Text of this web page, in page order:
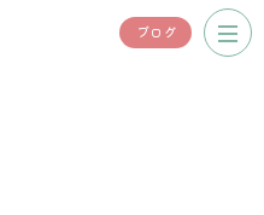
ブログ